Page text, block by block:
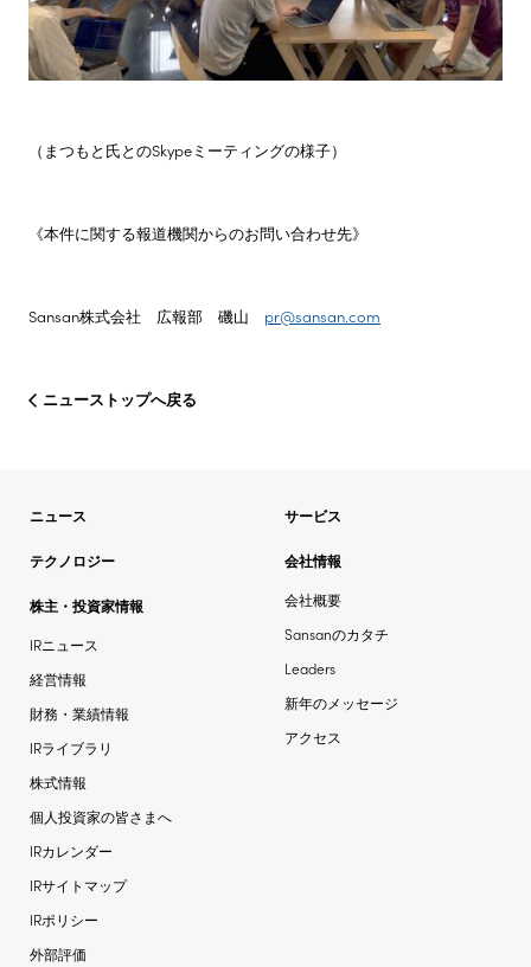
（まつもと氏とのSkypeミーティングの様子）
《本件に関する報道機関からのお問い合わせ先》
Sansan株式会社 広報部 磯山 pr@sansan.com
ニューストップへ戻る
ニュース サービス
テクノロジー
会社情報
会社概要
Sansanのカタチ
Leaders
新年のメッセージ
アクセス
株主・投資家情報
IRニュース
経営情報
財務・業績情報
IRライブラリ
株式情報
個人投資家の皆さまへ
IRカレンダー
IRサイトマップ
IRポリシー
外部評価